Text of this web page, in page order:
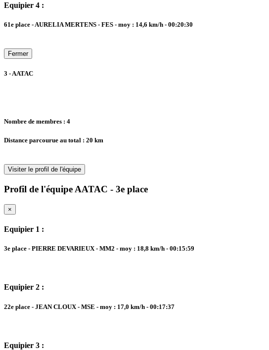
Equipier 4 :
61e place - AURELIA MERTENS - FES - moy : 14,6 km/h - 00:20:30
Fermer
3 - AATAC
Nombre de membres : 4
Distance parcourue au total : 20 km
Visiter le profil de l'équipe
Profil de l'équipe AATAC - 3e place
×
Equipier 1 :
3e place - PIERRE DEVARIEUX - MM2 - moy : 18,8 km/h - 00:15:59
Equipier 2 :
22e place - JEAN CLOUX - MSE - moy : 17,0 km/h - 00:17:37
Equipier 3 :